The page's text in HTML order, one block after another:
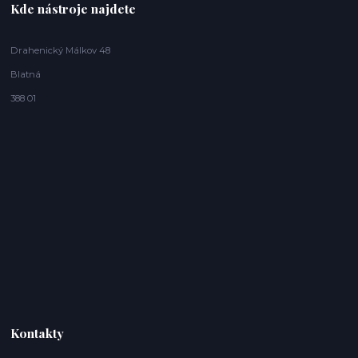
Kde nástroje najdete
Drahenický Málkov 48
Blatná
388 01
Kontakty